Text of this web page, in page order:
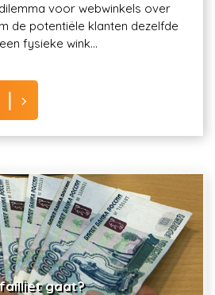
voor webwinkels over
de potentiële klanten dezelfde
fysieke wink...
gaat?